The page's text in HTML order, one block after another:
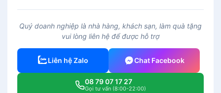
ó
c
é
Quý doanh nghiệp là nhà hàng, khách sạn, làm quà tặng
vui lòng liên hệ để được hỗ trợ
Liên hệ Zalo Chat Facebook
08 79 07 17 27
Gọi tư vấn (8:00-22:00)